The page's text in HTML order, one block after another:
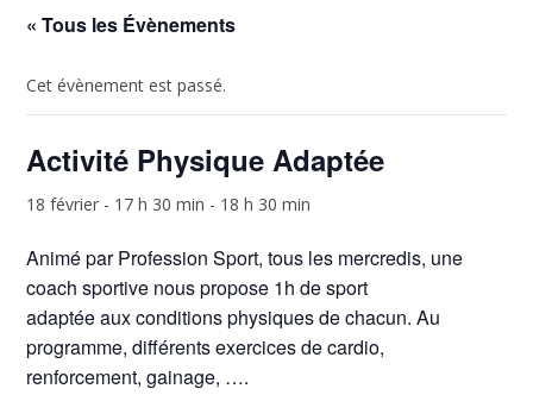
« Tous les Évènements
Cet évènement est passé.
Activité Physique Adaptée
18 février - 17 h 30 min - 18 h 30 min
Animé par Profession Sport, tous les mercredis, une
coach sportive nous propose 1h de sport
adaptée aux conditions physiques de chacun. Au
programme, différents exercices de cardio,
renforcement, gainage, ….